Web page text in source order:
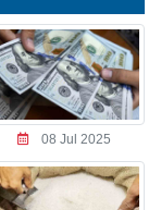
08 Jul 2025